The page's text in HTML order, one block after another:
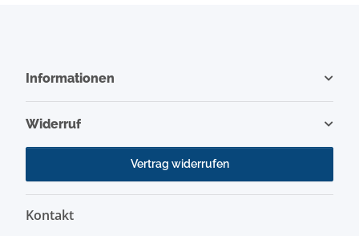
Informationen
Widerruf
Vertrag widerrufen
Kontakt